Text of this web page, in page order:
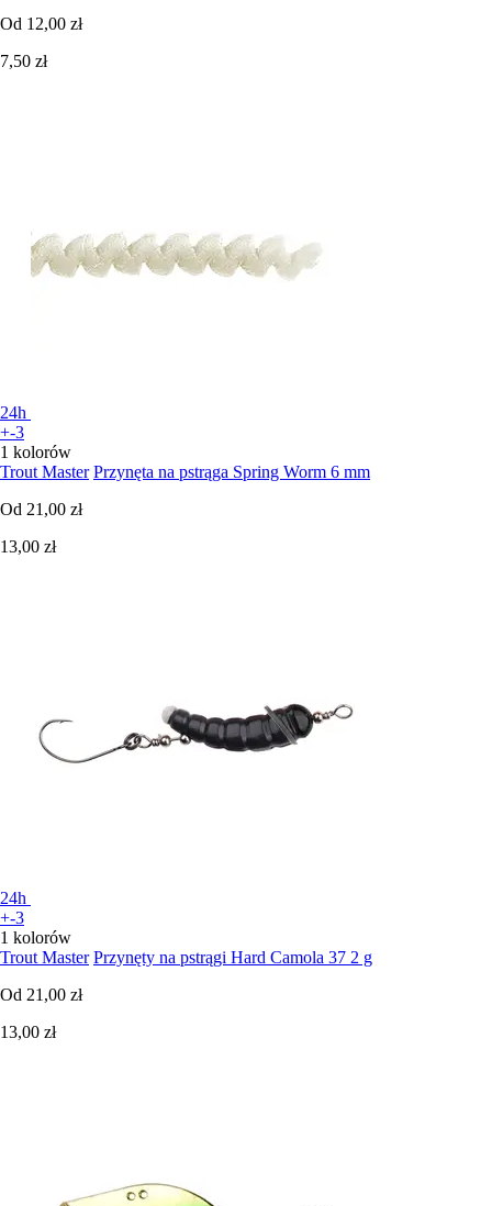
Od 12,00 zł
7,50 zł
24h
+-3
1 kolorów
Trout Master Przynęta na pstrąga Spring Worm 6 mm
Od 21,00 zł
13,00 zł
24h
+-3
1 kolorów
Trout Master Przynęty na pstrągi Hard Camola 37 2 g
Od 21,00 zł
13,00 zł